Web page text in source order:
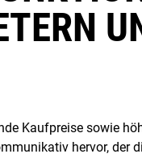
Kaufpreise sowie
hervor, der